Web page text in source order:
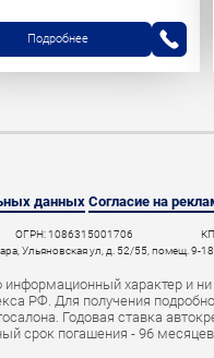
Подробнее
данных Согласие на
ОГРН: 1086315001706
Ульяновская ул, д. 52/55, помещ. 9-18
характер и
РФ. Для получения
Годовая ставка
срок погашения - 96